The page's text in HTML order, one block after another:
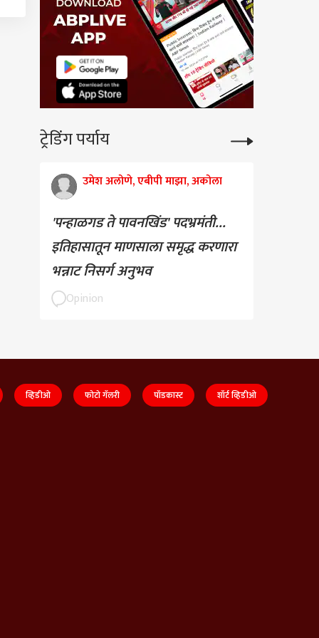
ट्रेडिंग पर्याय
उमेश अलोणे, एबीपी माझा, अकोला
'पन्हाळगड ते पावनखिंड' पदभ्रमंती...
इतिहासातून माणसाला समृद्ध करणारा
भन्नाट निसर्ग अनुभव
Opinion
व्हिडीओ फोटो गॅलरी पॉडकास्ट शॉर्ट व्हिडीओ